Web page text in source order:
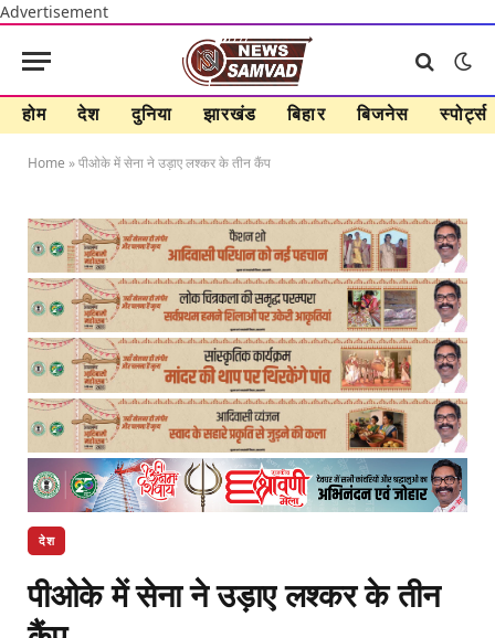
Advertisement
होम देश दुनिया झारखंड बिहार बिजनेस स्पोर्ट्स
Home »पीओके में सेना ने उड़ाए लश्कर के तीन कैंप
देश
पीओके में सेना ने उड़ाए लश्कर के तीन